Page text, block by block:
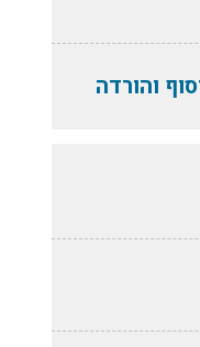
והורדה